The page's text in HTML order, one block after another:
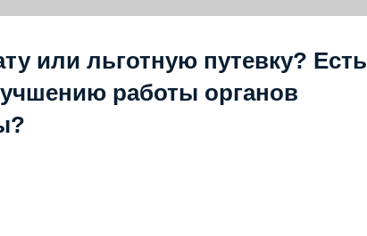
или льготную путевку? Есть
работы органов